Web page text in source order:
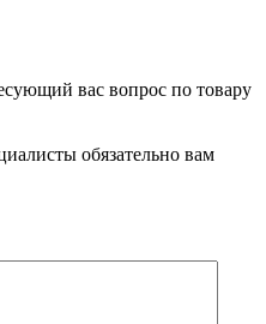
вас вопрос по товару
обязательно вам